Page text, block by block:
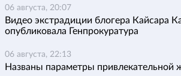
06 августа, 20:07
Видео экстрадиции блогера Кайсара
опубликовала Генпрокуратура
06 августа, 22:13
Названы параметры привлекательной